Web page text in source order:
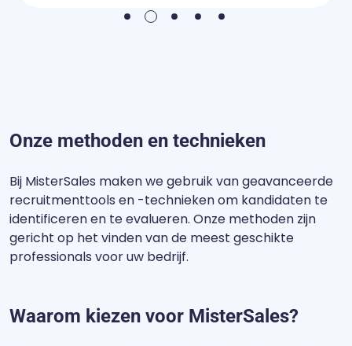
1 2 3 4 5
Onze methoden en technieken
Bij MisterSales maken we gebruik van geavanceerde
recruitmenttools en -technieken om kandidaten te
identificeren en te evalueren. Onze methoden zijn
gericht op het vinden van de meest geschikte
professionals voor uw bedrijf.
Waarom kiezen voor MisterSales?